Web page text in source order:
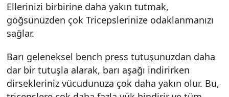
Ellerinizi birbirine daha yakın tutmak,
göğsünüzden çok Tricepslerinize odaklanmanızı
sağlar.
Barı geleneksel bench press tutuşunuzdan daha
dar bir tutuşla alarak, barı aşağı indirirken
dirsekleriniz vücudunuza çok daha yakın olur. Bu,